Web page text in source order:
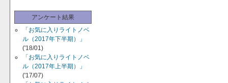
アンケート結果
「お気に入りライトノベ
ル（2017年下半期）」
('18/01)
「お気に入りライトノベ
ル（2017年上半期）」
('17/07)